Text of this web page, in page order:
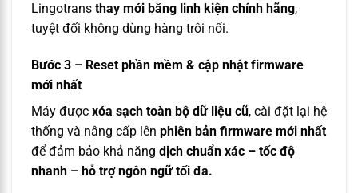
Lingotrans thay mới bằng linh kiện chính hãng,
tuyệt đối không dùng hàng trôi nổi.
Bước 3 – Reset phần mềm & cập nhật firmware
mới nhất
Máy được xóa sạch toàn bộ dữ liệu cũ, cài đặt lại hệ
thống và nâng cấp lên phiên bản firmware mới nhất
để đảm bảo khả năng dịch chuẩn xác – tốc độ
nhanh – hỗ trợ ngôn ngữ tối đa.